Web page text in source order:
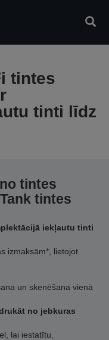
tintes
tinti līdz
tintes
tintes
iekļautu tinti
izmaksām*, lietojot
un skenēšana vienā
no jebkuras
lai iestatītu,